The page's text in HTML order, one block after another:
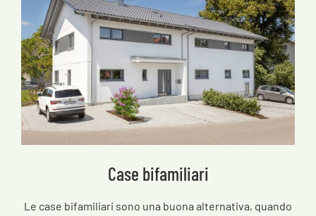
Case bifamiliari
Le case bifamiliari sono una buona alternativa, quando